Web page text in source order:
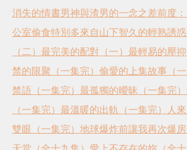
消失的情書男神與渣男的一念之差前度
公室偷食特別多來自山下智久的輕熟誘惑
（二） 最完美的配對（一） 最輕易的壓抑
禁的限聚（一集完） 偷愛的上集故事（一
禁語（一集完） 最孤獨的曖昧（一集完）
（一集完） 最溫暖的出軌（一集完）
人
雙眼（一集完） 地球爆炸前讓我再次爆房